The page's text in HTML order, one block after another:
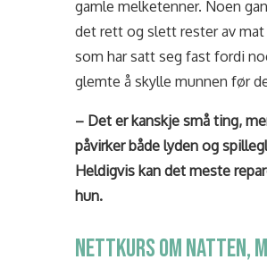
gamle melketenner. Noen
det rett og slett rester av
som har satt seg fast fordi
glemte å skylle munnen før
– Det er kanskje små ting,
påvirker både lyden og
Heldigvis kan det meste
hun.
NETTKURS OM NATTEN,